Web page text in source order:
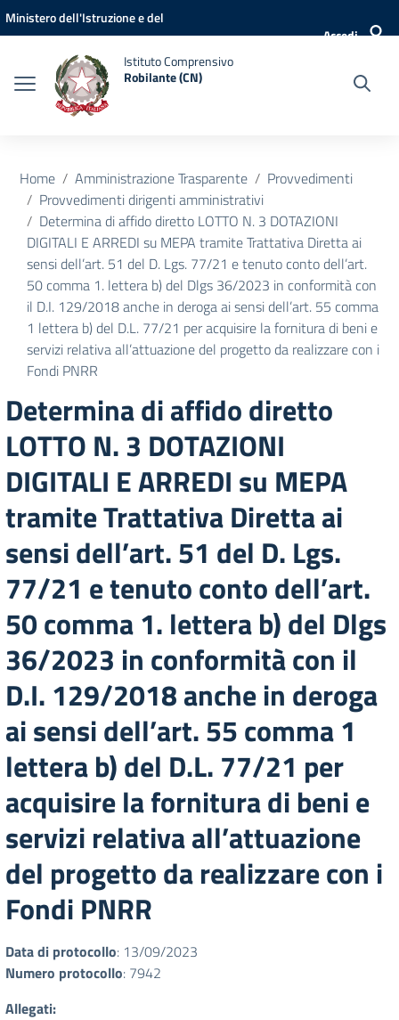
Vai ai contenuti
Vai al menu di navigazione
Vai al footer
Ministero dell'Istruzione e del
Accedi
Istituto Comprensivo
Robilante (CN)
Home Amministrazione Trasparente
Provvedimenti
Provvedimenti dirigenti amministrativi
Determina di affido diretto LOTTO N. 3 DOTAZIONI
DIGITALI E ARREDI su MEPA tramite Trattativa Diretta ai
sensi dell’art. 51 del D. Lgs. 77/21 e tenuto conto dell’art.
50 comma 1. lettera b) del Dlgs 36/2023 in conformità con
il D.I. 129/2018 anche in deroga ai sensi dell’art. 55 comma
1 lettera b) del D.L. 77/21 per acquisire la fornitura di beni e
servizi relativa all’attuazione del progetto da realizzare con i
Fondi PNRR
Determina di affido diretto
LOTTO N. 3 DOTAZIONI
DIGITALI E ARREDI su MEPA
tramite Trattativa Diretta ai
sensi dell’art. 51 del D. Lgs.
77/21 e tenuto conto dell’art.
50 comma 1. lettera b) del Dlgs
36/2023 in conformità con il
D.I. 129/2018 anche in deroga
ai sensi dell’art. 55 comma 1
lettera b) del D.L. 77/21 per
acquisire la fornitura di beni e
servizi relativa all’attuazione
del progetto da realizzare con i
Fondi PNRR
Data di protocollo: 13/09/2023
Numero protocollo: 7942
Allegati: